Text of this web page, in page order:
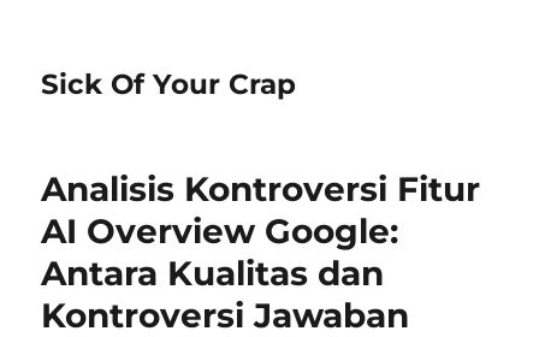
Sick Of Your Crap
Analisis Kontroversi Fitur
AI Overview Google:
Antara Kualitas dan
Kontroversi Jawaban